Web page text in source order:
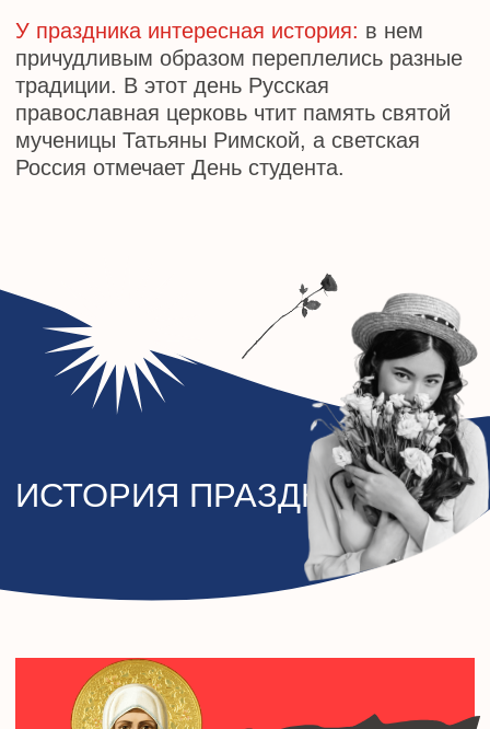
ИСТОРИЯ ПРАЗДНИКА
По преданию, святая Татьяна жила на рубеже II-
III веков в Риме. Ее родители были христианами
наступлением совершеннолетия она решила
безбрачия. Известно, что она помогала бедным и
С приходом к власти Александра Севера в
империи начались массовые гонения на
христиан. Схватили и Татьяну: принуждали